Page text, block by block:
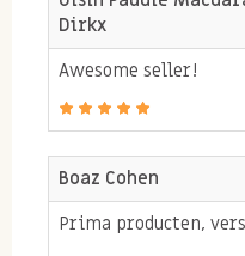
grond verbouwd.
Cashewnoten
Op zoek naar
cashewnoten in te
cashewnoten recepten
Dirkx
Awesome seller!
Boaz Cohen
Prima producten,